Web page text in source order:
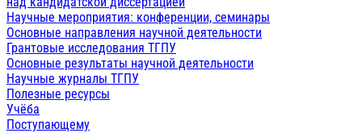
Научные мероприятия: конференции, семинары
Основные направления научной деятельности
Грантовые исследования ТГПУ
Основные результаты научной деятельности
Научные журналы ТГПУ
Полезные ресурсы
Учёба
Поступающему